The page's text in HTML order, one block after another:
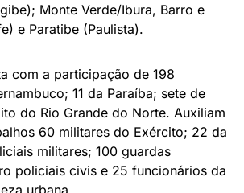
Monte Verde/Ibura, Barro e
e Paratibe (Paulista).
com a participação de 198
11 da Paraíba; sete de
do Rio Grande do Norte. Auxiliam
60 militares do Exército; 22 da
militares; 100 guardas
policiais civis e 25 funcionários da
urbana.